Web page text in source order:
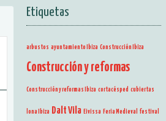
Etiquetas
arbustos ayuntamiento Ibiza Construcción Ibiza
Construcción y reformas
Construcción y reformas Ibiza cortacésped cubiertas
lona Ibiza Dalt Vila Eivissa Feria Medieval festival